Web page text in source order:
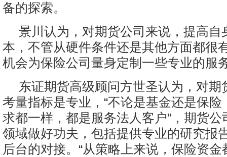
备的探索。
景川认为，对期货公司来说，提高自
本，不管从硬件条件还是其他方面都很
机会为保险公司量身定制一些专业的服
东证期货高级顾问方世圣认为，对期
考量指标是专业，“不论是基金还是保
求都一样，都是服务法人客户”，期货
领域做好功夫，包括提供专业的研究报
后台的对接。“从策略上来说，保险资